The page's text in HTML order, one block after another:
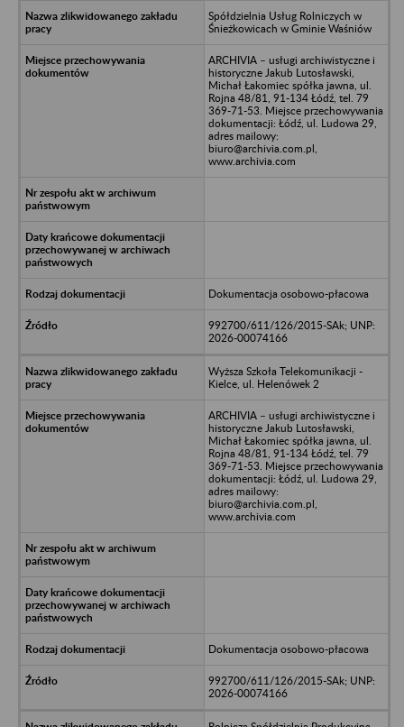
Spółdzielnia Usług Rolniczych w
Śnieżkowicach w Gminie Waśniów
ARCHIVIA – usługi archiwistyczne i
historyczne Jakub Lutosławski,
Michał Łakomiec spółka jawna, ul.
Rojna 48/81, 91-134 Łódź, tel. 79
369-71-53. Miejsce przechowywania
dokumentacji: Łódź, ul. Ludowa 29,
adres mailowy:
biuro@archivia.com.pl,
www.archivia.com
Dokumentacja osobowo-płacowa
992700/611/126/2015-SAk; UNP:
2026-00074166
Wyższa Szkoła Telekomunikacji -
Kielce, ul. Helenówek 2
ARCHIVIA – usługi archiwistyczne i
historyczne Jakub Lutosławski,
Michał Łakomiec spółka jawna, ul.
Rojna 48/81, 91-134 Łódź, tel. 79
369-71-53. Miejsce przechowywania
dokumentacji: Łódź, ul. Ludowa 29,
adres mailowy:
biuro@archivia.com.pl,
www.archivia.com
Dokumentacja osobowo-płacowa
992700/611/126/2015-SAk; UNP:
2026-00074166